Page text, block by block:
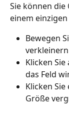
Sie können
einem
Bewegen
Klicken
das Feld
Klicken
Größe